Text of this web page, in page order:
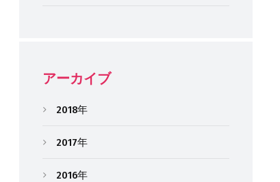
アーカイブ
2018年
2017年
2016年